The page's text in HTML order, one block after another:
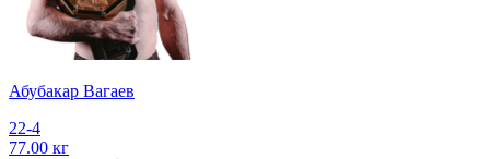
Абубакар Вагаев
22-4
77.00 кг